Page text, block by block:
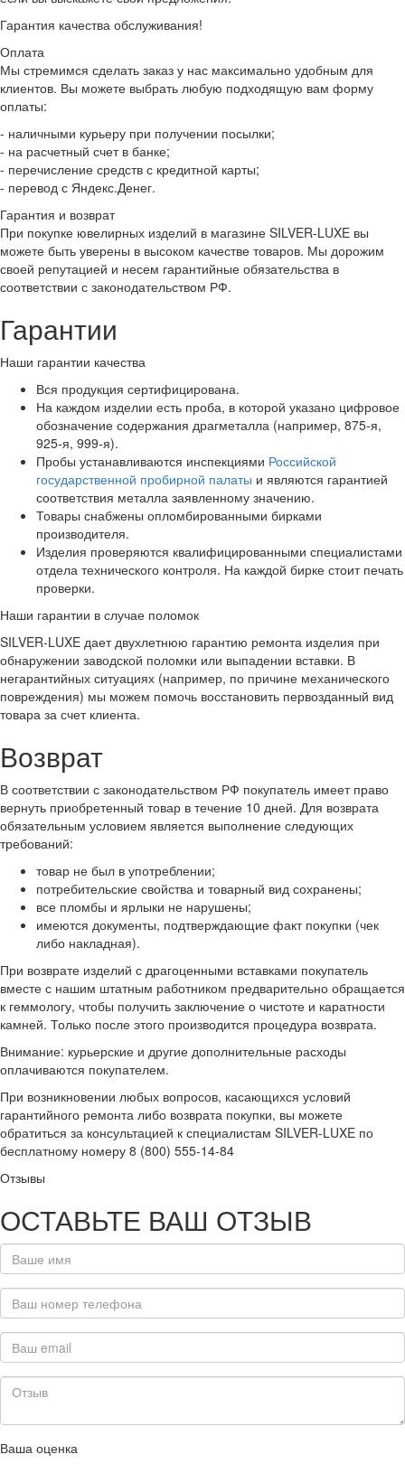
Гарантия качества обслуживания!
Оплата
Мы стремимся сделать заказ у нас максимально удобным для
клиентов. Вы можете выбрать любую подходящую вам форму
оплаты:
- наличными курьеру при получении посылки;
- на расчетный счет в банке;
- перечисление средств с кредитной карты;
- перевод с Яндекс.Денег.
Гарантия и возврат
При покупке ювелирных изделий в магазине SILVER-LUXE вы
можете быть уверены в высоком качестве товаров. Мы дорожим
своей репутацией и несем гарантийные обязательства в
соответствии с законодательством РФ.
Гарантии
Наши гарантии качества
Вся продукция сертифицирована.
На каждом изделии есть проба, в которой указано цифровое
обозначение содержания драгметалла (например, 875-я,
925-я, 999-я).
Пробы устанавливаются инспекциями Российской
государственной пробирной палаты и являются гарантией
соответствия металла заявленному значению.
Товары снабжены опломбированными бирками
производителя.
Изделия проверяются квалифицированными специалистами
отдела технического контроля. На каждой бирке стоит печать
проверки.
Наши гарантии в случае поломок
SILVER-LUXE дает двухлетнюю гарантию ремонта изделия при
обнаружении заводской поломки или выпадении вставки. В
негарантийных ситуациях (например, по причине механического
повреждения) мы можем помочь восстановить первозданный вид
товара за счет клиента.
Возврат
В соответствии с законодательством РФ покупатель имеет право
вернуть приобретенный товар в течение 10 дней. Для возврата
обязательным условием является выполнение следующих
требований:
товар не был в употреблении;
потребительские свойства и товарный вид сохранены;
все пломбы и ярлыки не нарушены;
имеются документы, подтверждающие факт покупки (чек
либо накладная).
При возврате изделий с драгоценными вставками покупатель
вместе с нашим штатным работником предварительно обращается
к геммологу, чтобы получить заключение о чистоте и каратности
камней. Только после этого производится процедура возврата.
Внимание: курьерские и другие дополнительные расходы
оплачиваются покупателем.
При возникновении любых вопросов, касающихся условий
гарантийного ремонта либо возврата покупки, вы можете
обратиться за консультацией к специалистам SILVER-LUXE по
бесплатному номеру 8 (800) 555-14-84
Отзывы
ОСТАВЬТЕ ВАШ ОТЗЫВ
Ваша оценка